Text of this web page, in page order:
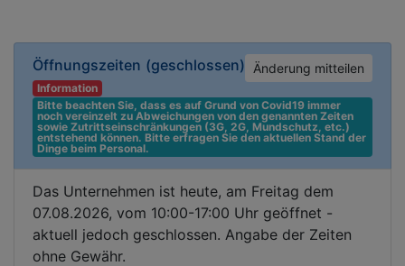
Öffnungszeiten (geschlossen) Änderung mitteilen
Information
Bitte beachten Sie, dass es auf Grund von Covid19 immer
noch vereinzelt zu Abweichungen von den genannten Zeiten
sowie Zutrittseinschränkungen (3G, 2G, Mundschutz, etc.)
entstehend können. Bitte erfragen Sie den aktuellen Stand der
Dinge beim Personal.
Das Unternehmen ist heute, am Freitag dem
07.08.2026, vom 10:00-17:00 Uhr geöffnet -
aktuell jedoch geschlossen. Angabe der Zeiten
ohne Gewähr.